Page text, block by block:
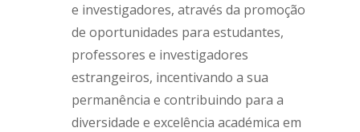
e investigadores, através da promoção
de oportunidades para estudantes,
professores e investigadores
estrangeiros, incentivando a sua
permanência e contribuindo para a
diversidade e excelência académica em